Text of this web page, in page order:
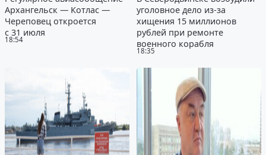
18:54
Архангельск — Котлас —
Череповец откроется
с 31 июля
18:35
уголовное дело из-за
хищения 15 миллионов
рублей при ремонте
военного корабля